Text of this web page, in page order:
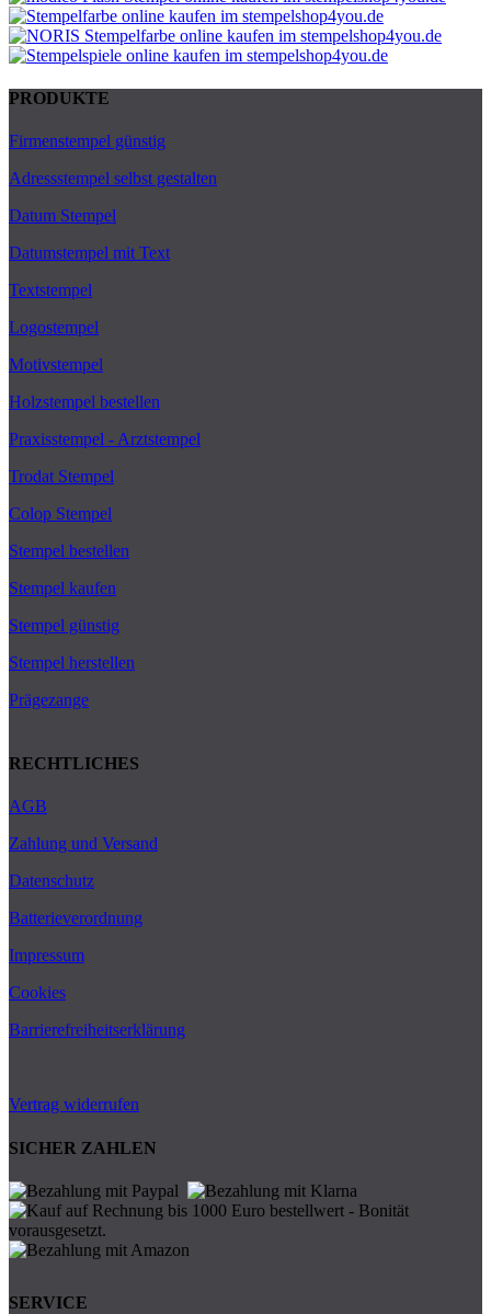
PRODUKTE
Firmenstempel günstig
Adressstempel selbst gestalten
Datum Stempel
Datumstempel mit Text
Textstempel
Logostempel
Motivstempel
Holzstempel bestellen
Praxisstempel - Arztstempel
Trodat Stempel
Colop Stempel
Stempel bestellen
Stempel kaufen
Stempel günstig
Stempel herstellen
Prägezange
RECHTLICHES
AGB
Zahlung und Versand
Datenschutz
Batterieverordnung
Impressum
Cookies
Barrierefreiheitserklärung
Vertrag widerrufen
SICHER ZAHLEN
SERVICE